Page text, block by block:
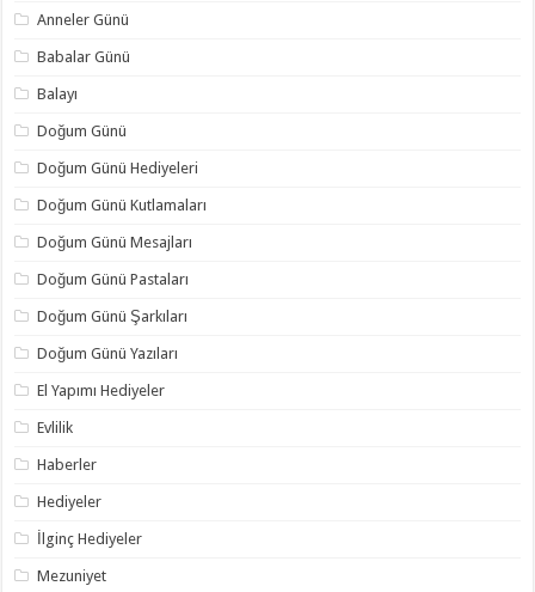
Anneler Günü
Babalar Günü
Balayı
Doğum Günü
Doğum Günü Hediyeleri
Doğum Günü Kutlamaları
Doğum Günü Mesajları
Doğum Günü Pastaları
Doğum Günü Şarkıları
Doğum Günü Yazıları
El Yapımı Hediyeler
Evlilik
Haberler
Hediyeler
İlginç Hediyeler
Mezuniyet